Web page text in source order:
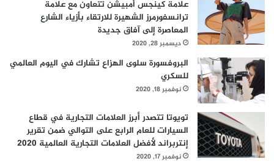
علامة كينجس أمبيشن تتعاون مع علامة
ترانسفورمرز الشهيرة للارتقاء بأزياء الشارع
المعاصرة إلى آفاق جديدة
ديسمبر 28, 2020
البروفسورة سلوى الهزاع تشارك في اليوم العالمي
للسكري
نوفمبر 18, 2020
تويوتا تتصدر أبرز العلامات التجارية في قطاع
السيارات للعام الرابع على التوالي ضمن تقرير
إنتربراند لأفضل العلامات التجارية العالمية 2020
نوفمبر 17, 2020